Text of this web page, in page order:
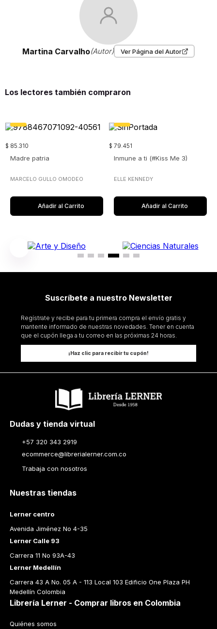
Martina Carvalho(Autor) Ver Página del Autor
Los lectores también compraron
$ 85.310
Madre patria
MARCELO GULLO OMODEO
Añadir al Carrito
$ 79.451
Inmune a ti (#Kiss Me 3)
ELLE KENNEDY
Añadir al Carrito
Suscríbete a nuestro Newsletter
Regístrate y recibe para tu primera compra el envío gratis y
mantente informado de nuestras novedades. Tener en cuenta
que el cupón llega a tu correo en las próximas 24 horas.
¡Haz clic para recibir tu cupón!
Dudas y tienda virtual
+57 320 343 2919
ecommerce@librerialerner.com.co
Trabaja con nosotros
Nuestras tiendas
Lerner centro
Avenida Jiménez No 4-35
Lerner Calle 93
Carrera 11 No 93A-43
Lerner Medellín
Carrera 43 A No. 05 A - 113 Local 103 Edificio One Plaza PH
Medellín Colombia
Librería Lerner - Comprar libros en Colombia
Quiénes somos